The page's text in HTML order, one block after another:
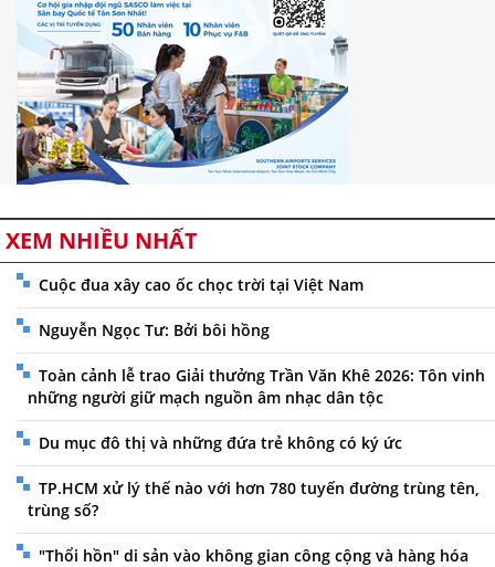
XEM NHIỀU NHẤT
Cuộc đua xây cao ốc chọc trời tại Việt Nam
Nguyễn Ngọc Tư: Bởi bôi hồng
Toàn cảnh lễ trao Giải thưởng Trần Văn Khê 2026: Tôn vinh
những người giữ mạch nguồn âm nhạc dân tộc
Du mục đô thị và những đứa trẻ không có ký ức
TP.HCM xử lý thế nào với hơn 780 tuyến đường trùng tên,
trùng số?
"Thổi hồn" di sản vào không gian công cộng và hàng hóa